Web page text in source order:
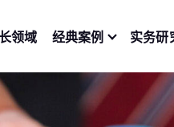
领域 经典案例 实务研